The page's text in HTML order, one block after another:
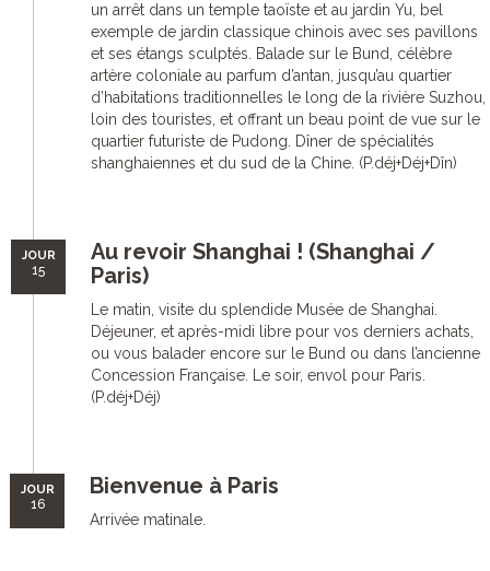
un arrêt dans un temple taoïste et au jardin Yu, bel
exemple de jardin classique chinois avec ses pavillons
et ses étangs sculptés. Balade sur le Bund, célèbre
artère coloniale au parfum d’antan, jusqu’au quartier
d’habitations traditionnelles le long de la rivière Suzhou,
loin des touristes, et offrant un beau point de vue sur le
quartier futuriste de Pudong. Dîner de spécialités
shanghaiennes et du sud de la Chine. (P.déj+Déj+Dîn)
JOUR
15
Au revoir Shanghai ! (Shanghai /
Paris)
Le matin, visite du splendide Musée de Shanghai.
Déjeuner, et après-midi libre pour vos derniers achats,
ou vous balader encore sur le Bund ou dans l’ancienne
Concession Française. Le soir, envol pour Paris.
(P.déj+Déj)
JOUR
16
Bienvenue à Paris
Arrivée matinale.